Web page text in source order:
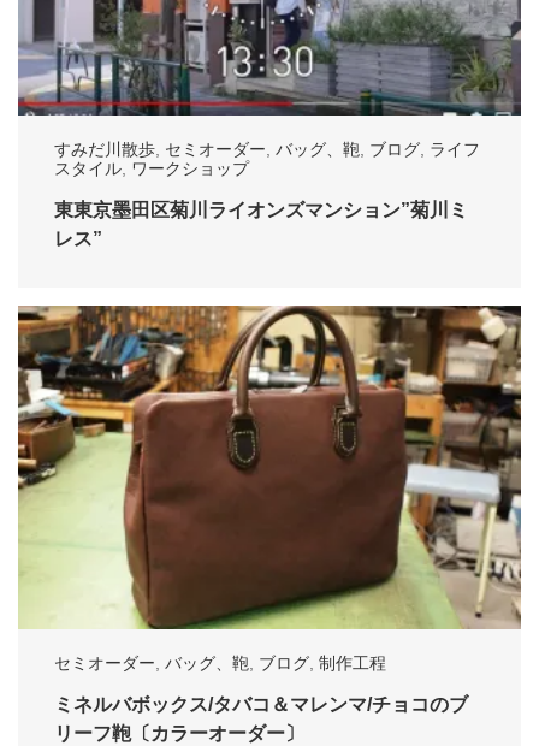
すみだ川散歩 セミオーダー バッグ、鞄 ブログ ライフ
スタイル
ワークショップ
東東京墨田区菊川ライオンズマンション”菊川ミ
レス”
セミオーダー, バッグ、鞄, ブログ, 制作工程
ミネルバボックス/タバコ＆マレンマ/チョコのブ
リーフ鞄〔カラーオーダー〕